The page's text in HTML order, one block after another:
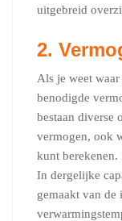
uitgebreid
2.
Als je weet
benodigde
bestaan diverse
vermogen, ook
kunt
In dergelijke
gemaakt van de